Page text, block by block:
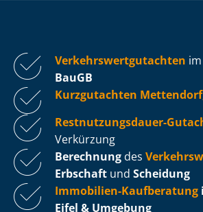
Ver­kehrs­wert­gut­ach­ten
BauGB
Kurzgutachten
Rest­nut­zungs­dau­er-
Verkürzung
Berechnung des
Erbschaft und Scheidung
Immobilien-Kaufberatung
Eifel & Umgebung